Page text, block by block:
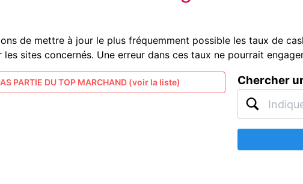
de mettre à jour le plus fréquemment possible les taux de
sites concernés. Une erreur dans ces taux ne pourrait
PARTIE DU TOP MARCHAND (voir la liste) Chercher